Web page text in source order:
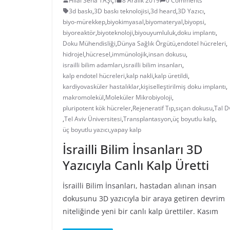
3d baskı,3D baskı teknolojisi,3d heard,3D Yazıcı,
biyo-mürekkep,biyokimyasal,biyomateryal,biyopsi,
biyoreaktör,biyoteknoloji,biyouyumluluk,doku implantı,
Doku Mühendisliği,Dünya Sağlık Örgütü,endotel hücreleri,
hidrojel,hücresel,immünolojik,insan dokusu,
israilli bilim adamları,israilli bilim insanları,
kalp endotel hücreleri,kalp nakli,kalp üretildi,
kardiyovasküler hastalıklar,kişiselleştirilmiş doku implantı,
makromolekül,Moleküler Mikrobiyoloji,
pluripotent kök hücreler,Rejeneratif Tıp,sıçan dokusu,Tal
,Tel Aviv Üniversitesi,Transplantasyon,üç boyutlu kalp,
üç boyutlu yazıcı,yapay kalp
İsrailli Bilim İnsanları 3D
Yazıcıyla Canlı Kalp Üretti
İsrailli Bilim İnsanları, hastadan alınan insan
dokusunu 3D yazıcıyla bir araya getiren devrim
niteliğinde yeni bir canlı kalp ürettiler. Kasım